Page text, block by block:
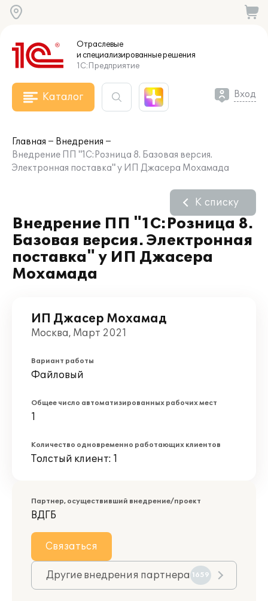
Отраслевые
и специализированныерешения
1С:Предприятие
Каталог Вход
Главная
Внедрения
Внедрение ПП "1С:Розница 8. Базовая версия.
Электронная поставка" у ИП Джасера Мохамада
Внедрение ПП "1С:Розница 8.
Базовая версия. Электронная
поставка" у ИП Джасера
Мохамада
К списку
ИП Джасер Мохамад
Москва, Март 2021
Вариант работы
Файловый
Общее число автоматизированных рабочих мест
1
Количество одновременно работающих клиентов
Толстый клиент: 1
Партнер, осуществивший внедрение/проект
ВДГБ
Связаться
Другие внедрения партнера 1659